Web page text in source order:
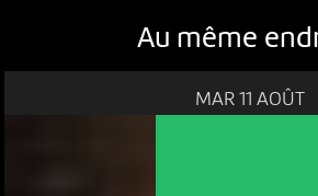
Au même
MAR 11 AOÛT